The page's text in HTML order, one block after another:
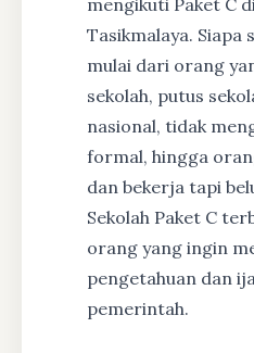
Tasikmalaya.
mulai dari orang
sekolah, putus
nasional, tidak
formal, hingga
dan bekerja tapi
Sekolah Paket C
orang yang ingin
pengetahuan dan
pemerintah.